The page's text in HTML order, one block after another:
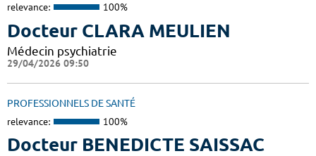
relevance: 100%
Docteur CLARA MEULIEN
Médecin psychiatrie
29/04/2026 09:50
PROFESSIONNELS DE SANTÉ
relevance: 100%
Docteur BENEDICTE SAISSAC